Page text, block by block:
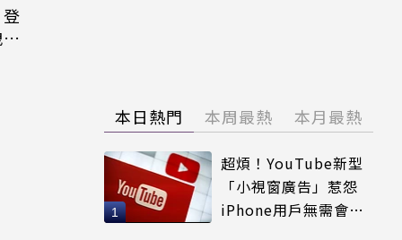
本日熱門 本周最熱 本月最熱
超煩！YouTube新型
「小視窗廣告」惹怨
iPhone用戶無需會員